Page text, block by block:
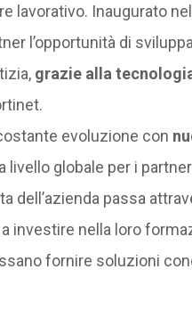
lavorativo. Inaugurato
l’opportunità di
grazie alla
evoluzione con
a livello globale per i
dell’azienda passa
investire nella loro
fornire soluzioni